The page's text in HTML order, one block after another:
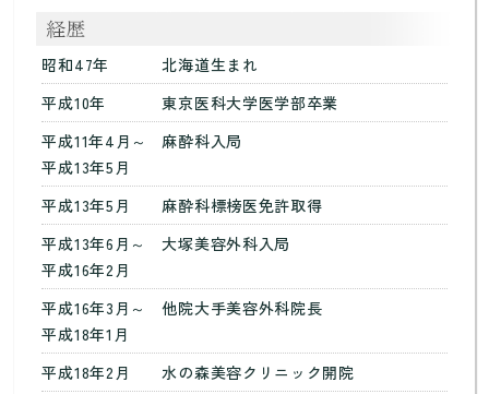
昭和47年
北海道生まれ
平成10年
東京医科大学医学部卒業
平成11年4月～
平成13年5月
麻酔科入局
平成13年5月
麻酔科標榜医免許取得
平成13年6月～
平成16年2月
大塚美容外科入局
平成16年3月～
平成18年1月
他院大手美容外科院長
平成18年2月
水の森美容クリニック開院